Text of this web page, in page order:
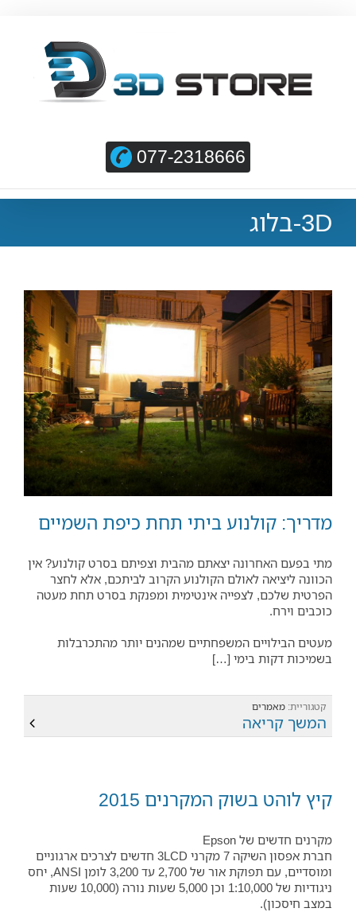
077-2318666
3D-בלוג
מדריך: קולנוע ביתי תחת כיפת השמיים
מתי בפעם האחרונה יצאתם מהבית וצפיתם בסרט קולנוע? אין
הכוונה ליציאה לאולם הקולנוע הקרוב לביתכם, אלא לחצר
הפרטית שלכם, לצפייה אינטימית ומפנקת בסרט תחת מעטה
כוכבים וירח.
מעטים הבילויים המשפחתיים שמהנים יותר מהתכרבלות
בשמיכות דקות בימי […]
קטגוריית: מאמרים
המשך קריאה
קיץ לוהט בשוק המקרנים 2015
מקרנים חדשים של Epson
חברת אפסון השיקה 7 מקרני 3LCD חדשים לצרכים ארגוניים
ומוסדיים, עם תפוקת אור של 2,700 עד 3,200 לומן ANSI, יחס
ניגודיות של 1:10,000 וכן 5,000 שעות נורה (10,000 שעות
במצב חיסכון).